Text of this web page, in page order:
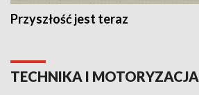
Przyszłość jest teraz
TECHNIKA I MOTORYZACJA